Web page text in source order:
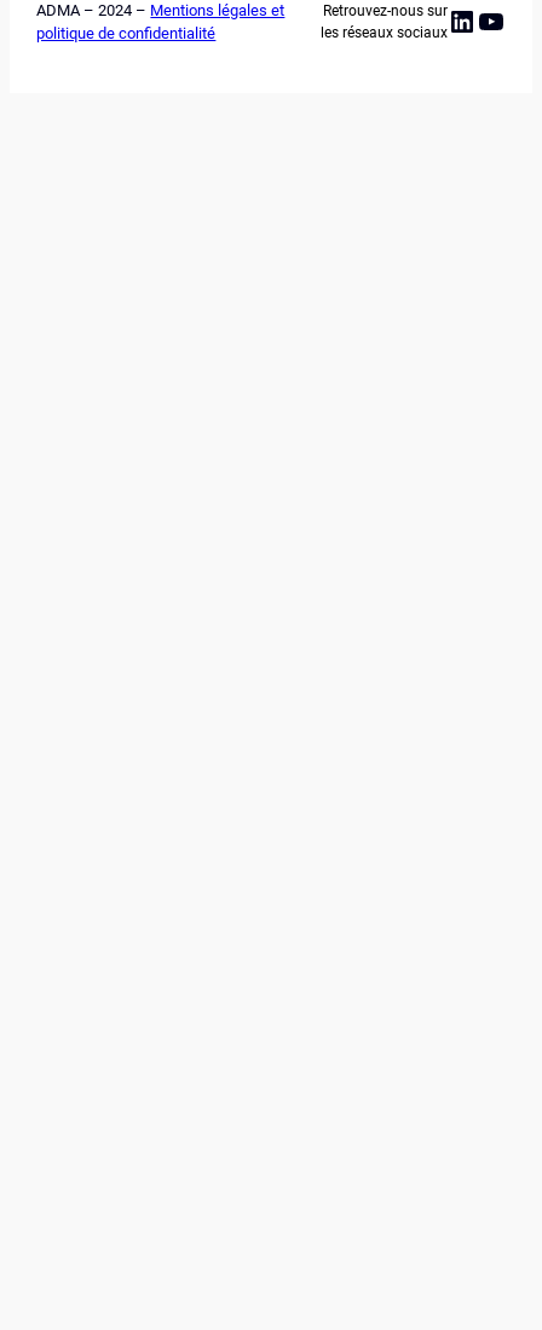
ADMA – 2024 – Mentions légales et
politique de confidentialité
Retrouvez-nous sur
les réseaux sociaux